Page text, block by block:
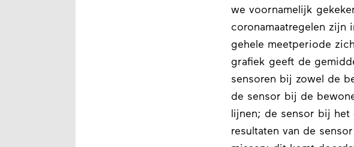
we voornamelijk
coronamaatregelen zijn
gehele meetperiode
grafiek geeft de
sensoren bij zowel de
de sensor bij de
lijnen; de sensor bij
resultaten van de